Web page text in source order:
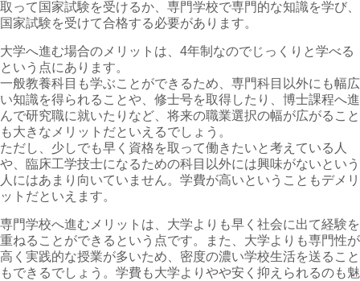
取って国家試験を受けるか、専門学校で専門的な知識を学び、
国家試験を受けて合格する必要があります。
大学へ進む場合のメリットは、4年制なのでじっくりと学べる
という点にあります。
一般教養科目も学ぶことができるため、専門科目以外にも幅広
い知識を得られることや、修士号を取得したり、博士課程へ進
んで研究職に就いたりなど、将来の職業選択の幅が広がること
も大きなメリットだといえるでしょう。
ただし、少しでも早く資格を取って働きたいと考えている人
や、臨床工学技士になるための科目以外には興味がないという
人にはあまり向いていません。学費が高いということもデメリ
ットだといえます。
専門学校へ進むメリットは、大学よりも早く社会に出て経験を
重ねることができるという点です。また、大学よりも専門性が
高く実践的な授業が多いため、密度の濃い学校生活を送ること
もできるでしょう。学費も大学よりやや安く抑えられるのも魅